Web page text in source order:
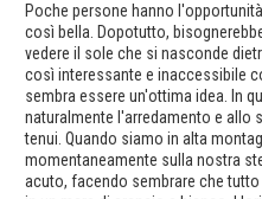
Poche persone hanno
così bella. Dopotutto,
vedere il sole che si nasconde
così interessante e inaccessibile
sembra essere un'ottima idea. In
naturalmente l'arredamento e allo
tenui. Quando siamo in alta
momentaneamente sulla nostra
acuto, facendo sembrare che